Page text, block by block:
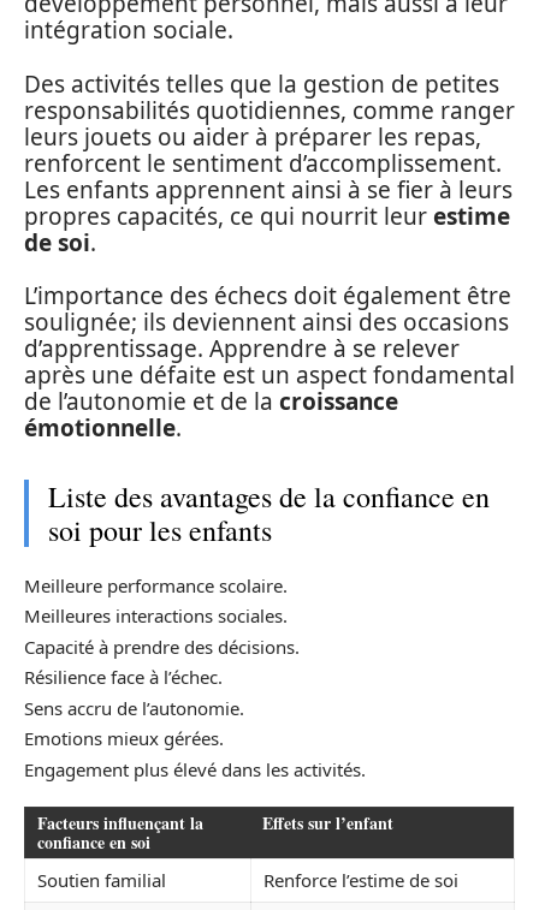
intégration sociale.
Des activités telles que la gestion de petites
responsabilités quotidiennes, comme ranger
leurs jouets ou aider à préparer les repas,
renforcent le sentiment d’accomplissement.
Les enfants apprennent ainsi à se fier à leurs
propres capacités, ce qui nourrit leurestime
de soi.
L’importance des échecs doit également être
soulignée; ils deviennent ainsi des occasions
d’apprentissage. Apprendre à se relever
après une défaite est un aspect fondamental
de l’autonomie et de la croissance
émotionnelle.
Liste des avantages de la confiance en
soi pour les enfants
Meilleure performance scolaire.
Meilleures interactions sociales.
Capacité à prendre des décisions.
Résilience face à l’échec.
Sens accru de l’autonomie.
Emotions mieux gérées.
Engagement plus élevé dans les activités.
Facteurs influençant la
confiance en soi
Effets sur l’enfant
Soutien familial Renforce l’estime de soi